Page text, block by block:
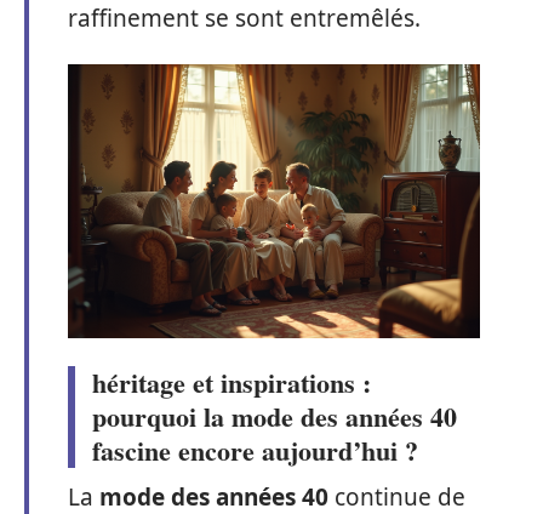
raffinement se sont entremêlés.
héritage et inspirations :
pourquoi la mode des années 40
fascine encore aujourd’hui ?
La mode des années 40 continue de